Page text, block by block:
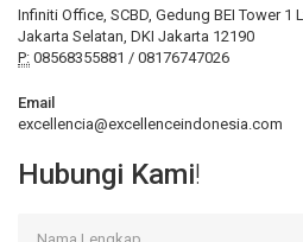
Infiniti Office, SCBD, Gedung BEI Tower 1
Jakarta Selatan, DKI Jakarta 12190
P: 08568355881 / 08176747026
Email
excellencia@excellenceindonesia.com
Hubungi Kami!